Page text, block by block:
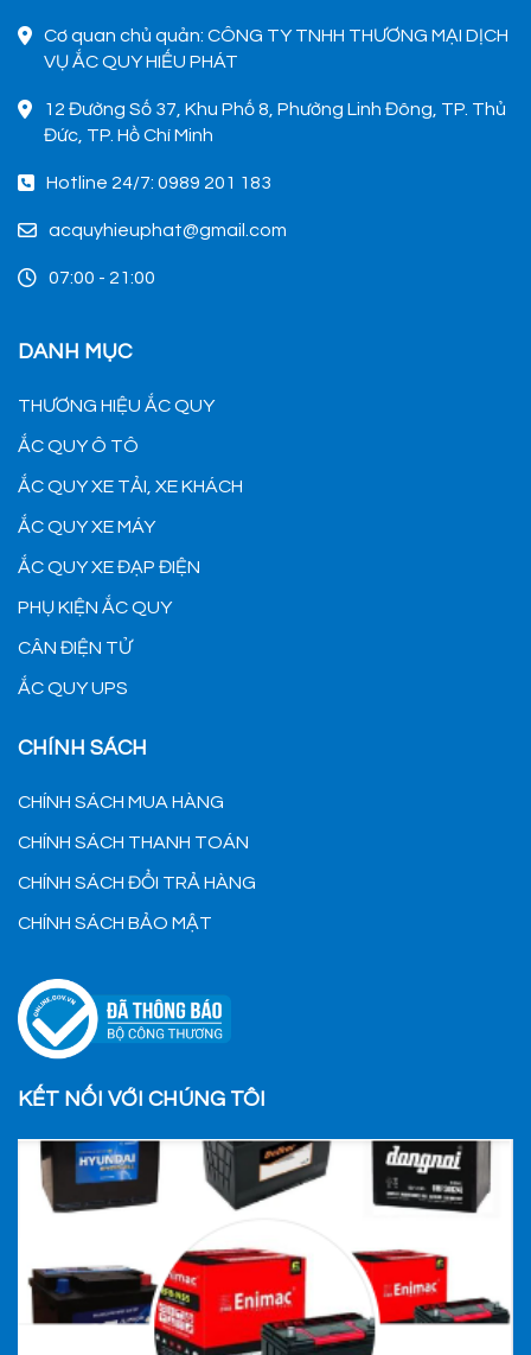
Cơ quan chủ quản: CÔNG TY TNHH THƯƠNG MẠI DỊCH
VỤ ẮC QUY HIẾU PHÁT
12 Đường Số 37, Khu Phố 8, Phường Linh Đông, TP. Thủ
Đức, TP. Hồ Chí Minh
Hotline 24/7: 0989 201 183
acquyhieuphat@gmail.com
07:00 - 21:00
DANH MỤC
THƯƠNG HIỆU ẮC QUY
ẮC QUY Ô TÔ
ẮC QUY XE TẢI, XE KHÁCH
ẮC QUY XE MÁY
ẮC QUY XE ĐẠP ĐIỆN
PHỤ KIỆN ẮC QUY
CÂN ĐIỆN TỬ
ẮC QUY UPS
CHÍNH SÁCH
CHÍNH SÁCH MUA HÀNG
CHÍNH SÁCH THANH TOÁN
CHÍNH SÁCH ĐỔI TRẢ HÀNG
CHÍNH SÁCH BẢO MẬT
KẾT NỐI VỚI CHÚNG TÔI